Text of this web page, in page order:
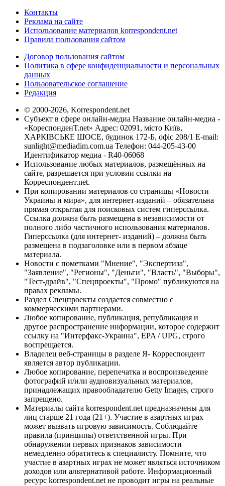
Контакты
Реклама на сайте
Использование материалов korrespondent.net
Правила пользования сайтом
Договор пользования сайтом
Политика в сфере конфиденциальности и персональных
данных
Пользовательское соглашение
Редакция
© 2000-2026, Korrespondent.net
Субъект в сфере онлайн-медиа Название онлайн-медиа -
«КореспонденТ.net» Адрес: 02091, місто Київ,
ХАРКІВСЬКЕ ШОСЕ, будинок 172-Б, офіс 208/1 E-mail:
sunlight@mediadim.com.ua Телефон: 044-205-43-00
Идентификатор медиа - R40-06068
Использование любых материалов, размещённых на
сайте, разрешается при условии ссылки на
Корреспондент.net.
При копировании материалов со страницы «Новости
Украины и мира», для интернет-изданий – обязательна
прямая открытая для поисковых систем гиперссылка.
Ссылка должна быть размещена в независимости от
полного либо частичного использования материалов.
Гиперссылка (для интернет- изданий) – должна быть
размещена в подзаголовке или в первом абзаце
материала.
Новости с пометками "Мнение", "Экспертиза",
"Заявление", "Регионы", "Деньги", "Власть", "Выборы",
"Тест-драйв", "Спецпроекты", "Промо" публикуются на
правах рекламы.
Раздел Спецпроекты создается совместно с
коммерческими партнерами.
Любое копирование, публикация, републикация и
другое распространение информации, которое содержит
ссылку на "Интерфакс-Украина", EPA / UPG, строго
воспрещается.
Владелец веб-страницы в разделе Я- Корреспондент
является автор публикации.
Любое копирование, перепечатка и воспроизведение
фотографий и/или аудиовизуальных материалов,
принадлежащих правообладателю Getty Images, строго
запрещено.
Материалы сайта korrespondent.net предназначены для
лиц старше 21 года (21+). Участие в азартных играх
может вызвать игровую зависимость. Соблюдайте
правила (принципы) ответственной игры. При
обнаружении первых признаков зависимости
немедленно обратитесь к специалисту. Помните, что
участие в азартных играх не может являться источником
доходов или альтернативой работе. Информационный
ресурс korrespondent.net не проводит игры на реальные